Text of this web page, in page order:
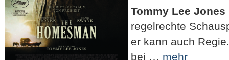
Tommy Lee Jones
regelrechte
er kann auch
bei … mehr